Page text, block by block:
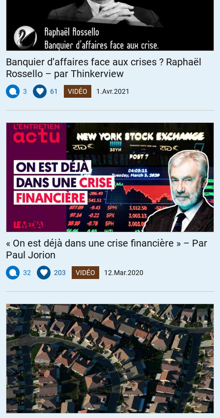
Banquier d’affaires face aux crises ? Raphaël
Rossello – par Thinkerview
3 61 VIDÉO 1.Avr.2021
« On est déjà dans une crise financière » – Par
Paul Jorion
32 203 VIDÉO 12.Mar.2020